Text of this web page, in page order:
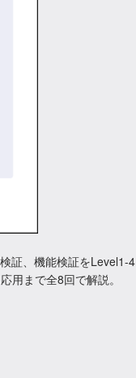
証、機能検証をLevel1-4
用まで全8回で解説。